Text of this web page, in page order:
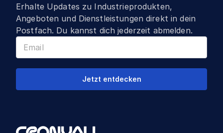
Erhalte Updates zu Industrieprodukten,
Angeboten und Dienstleistungen direkt in dein
Postfach. Du kannst dich jederzeit abmelden.
Jetzt entdecken